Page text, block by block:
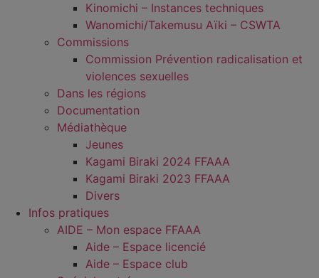
Kinomichi – Instances techniques
Wanomichi/Takemusu Aïki – CSWTA
Commissions
Commission Prévention radicalisation et
violences sexuelles
Dans les régions
Documentation
Médiathèque
Jeunes
Kagami Biraki 2024 FFAAA
Kagami Biraki 2023 FFAAA
Divers
Infos pratiques
AIDE – Mon espace FFAAA
Aide – Espace licencié
Aide – Espace club